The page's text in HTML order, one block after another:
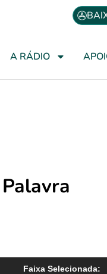
A RÁDIO
Faixa Selecionada: